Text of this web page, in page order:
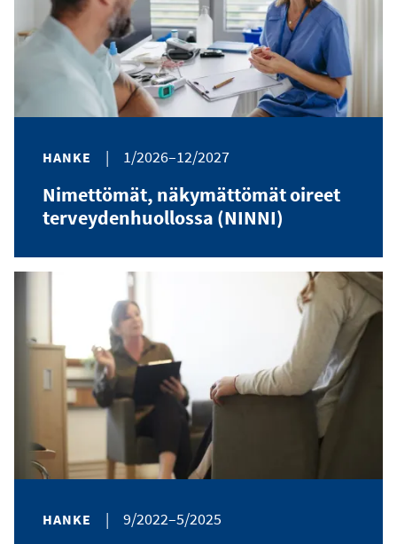
HANKE | 1/2026–12/2027
Nimettömät, näkymättömät oireet
terveydenhuollossa (NINNI)
HANKE | 9/2022–5/2025